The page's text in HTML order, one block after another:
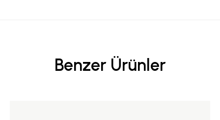
Benzer Ürünler